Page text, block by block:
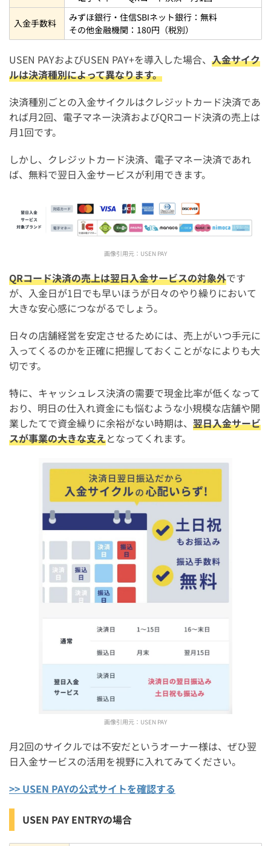
入金手数料
みずほ銀行・住信SBIネット銀行：無料
その他金融機関：180円（税別）
USEN PAYおよびUSEN PAY+を導入した場合、 入金サイク
ルは決済種別によって異なります。
決済種別ごとの入金サイクルはクレジットカード決済であ
れば月2回、電子マネー決済およびQRコード決済の売上は
月1回です。
しかし、クレジットカード決済、電子マネー決済であれ
ば、無料で翌日入金サービスが利用できます。
画像引用元： USEN PAY
QRコード決済の売上は翌日入金サービスの対象外です
が、入金日が1日でも早いほうが日々のやり繰りにおいて
大きな安心感につながるでしょう。
日々の店舗経営を安定させるためには、売上がいつ手元に
入ってくるのかを正確に把握しておくことがなによりも大
切です。
特に、キャッシュレス決済の需要で現金比率が低くなって
おり、明日の仕入れ資金にも悩むような小規模な店舗や開
業したてで資金繰りに余裕がない時期は、 翌日入金サービ
スが事業の大きな支えとなってくれます。
画像引用元： USEN PAY
月2回のサイクルでは不安だというオーナー様は、ぜひ翌
日入金サービスの活用を視野に入れてみてください。
>> USEN PAYの公式サイトを確認する
USEN PAY ENTRYの場合